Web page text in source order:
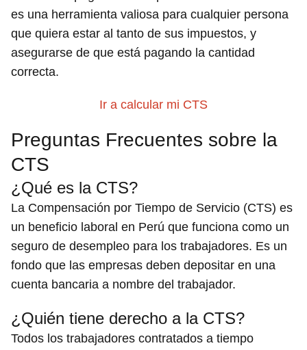
es una herramienta valiosa para cualquier persona
que quiera estar al tanto de sus impuestos, y
asegurarse de que está pagando la cantidad
correcta.
Ir a calcular mi CTS
Preguntas Frecuentes sobre la
CTS
¿Qué es la CTS?
La Compensación por Tiempo de Servicio (CTS) es
un beneficio laboral en Perú que funciona como un
seguro de desempleo para los trabajadores. Es un
fondo que las empresas deben depositar en una
cuenta bancaria a nombre del trabajador.
¿Quién tiene derecho a la CTS?
Todos los trabajadores contratados a tiempo